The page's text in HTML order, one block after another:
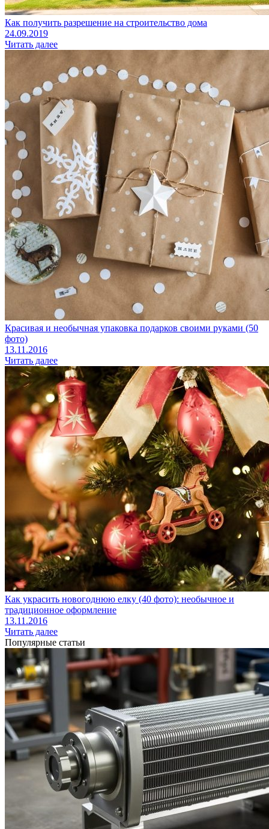
Как получить разрешение на строительство дома
24.09.2019
Читать далее
Красивая и необычная упаковка подарков своими руками (50
фото)
13.11.2016
Читать далее
Как украсить новогоднюю елку (40 фото): необычное и
традиционное оформление
13.11.2016
Читать далее
Популярные статьи